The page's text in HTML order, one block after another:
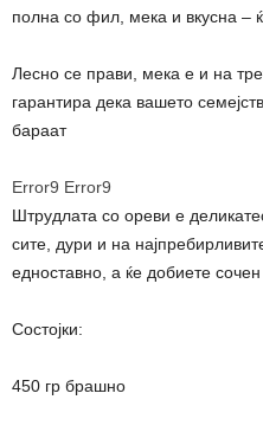
полна со фил, мека и вкусна –
Лесно се прави, мека е и на
гарантира дека вашето
бараат
Error9 Error9
Штрудлата со ореви е
сите, дури и на
едноставно, а ќе добиете сочен
Состојки:
450 гр брашно